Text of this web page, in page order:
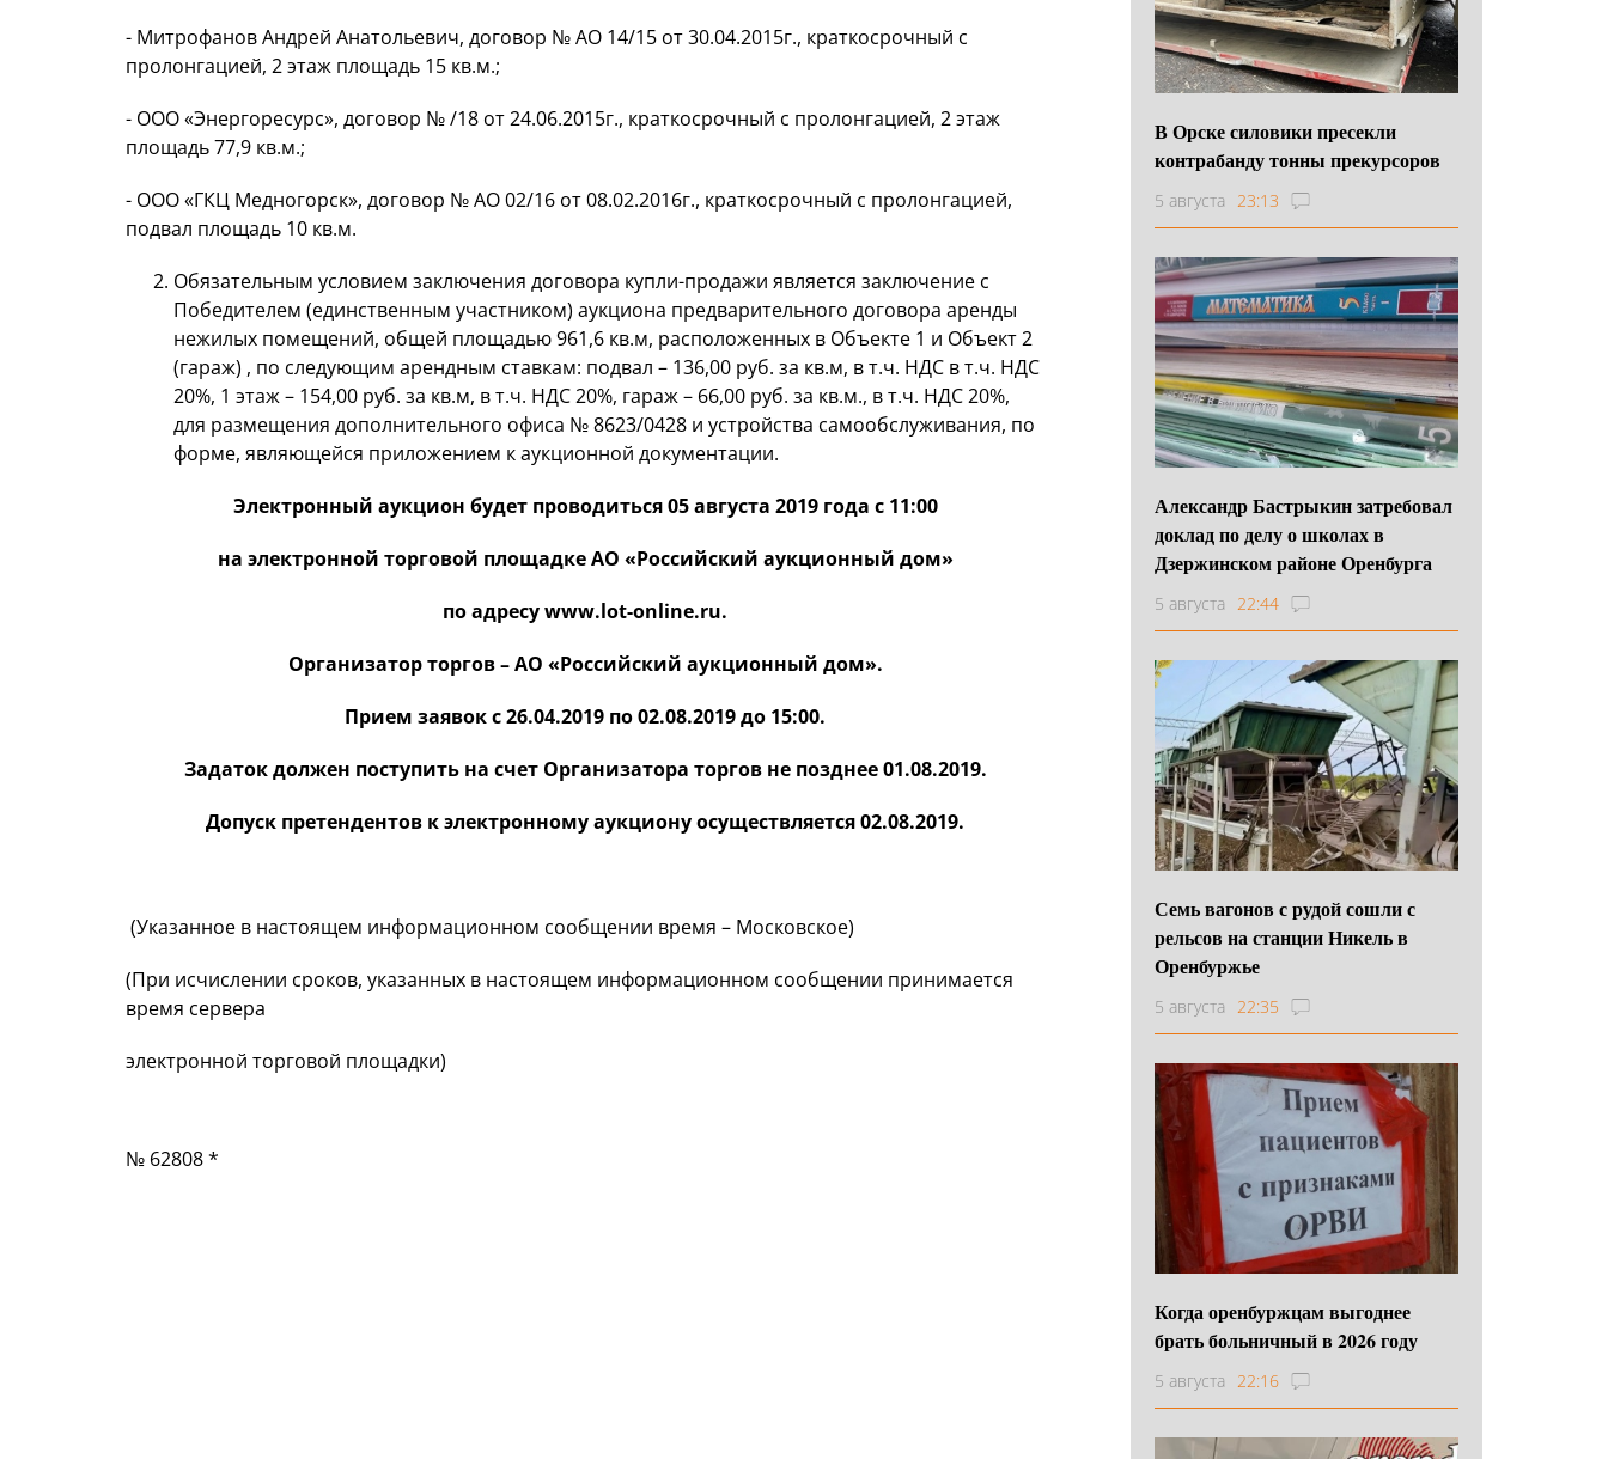
- Митрофанов Андрей Анатольевич, договор № АО 14/15 от 30.04.2015г., краткосрочный с
пролонгацией, 2 этаж площадь 15 кв.м.;
- ООО «Энергоресурс», договор № /18 от 24.06.2015г., краткосрочный с пролонгацией, 2 этаж
площадь 77,9 кв.м.;
- ООО «ГКЦ Медногорск», договор № АО 02/16 от 08.02.2016г., краткосрочный с пролонгацией,
подвал площадь 10 кв.м.
Обязательным условием заключения договора купли-продажи является заключение с
Победителем (единственным участником) аукциона предварительного договора аренды
нежилых помещений, общей площадью 961,6 кв.м, расположенных в Объекте 1 и Объект 2
(гараж) , по следующим арендным ставкам: подвал – 136,00 руб. за кв.м, в т.ч. НДС в т.ч. НДС
20%, 1 этаж – 154,00 руб. за кв.м, в т.ч. НДС 20%, гараж – 66,00 руб. за кв.м., в т.ч. НДС 20%,
для размещения дополнительного офиса № 8623/0428 и устройства самообслуживания, по
форме, являющейся приложением к аукционной документации.
Электронный аукцион будет проводиться 05 августа 2019 года с 11:00
на электронной торговой площадке АО «Российский аукционный дом»
по адресу www.lot-online.ru.
Организатор торгов – АО «Российский аукционный дом».
Прием заявок с 26.04.2019 по 02.08.2019 до 15:00.
Задаток должен поступить на счет Организатора торгов не позднее 01.08.2019.
Допуск претендентов к электронному аукциону осуществляется 02.08.2019.
(Указанное в настоящем информационном сообщении время – Московское)
(При исчислении сроков, указанных в настоящем информационном сообщении принимается
время сервера
электронной торговой площадки)
№ 62808 *
В Орске силовики пресекли
контрабанду тонны прекурсоров
5 августа 23:13
Александр Бастрыкин затребовал
доклад по делу о школах в
Дзержинском районе Оренбурга
5 августа 22:44
Семь вагонов с рудой сошли с
рельсов на станции Никель в
Оренбуржье
5 августа 22:35
Когда оренбуржцам выгоднее
брать больничный в 2026 году
5 августа 22:16